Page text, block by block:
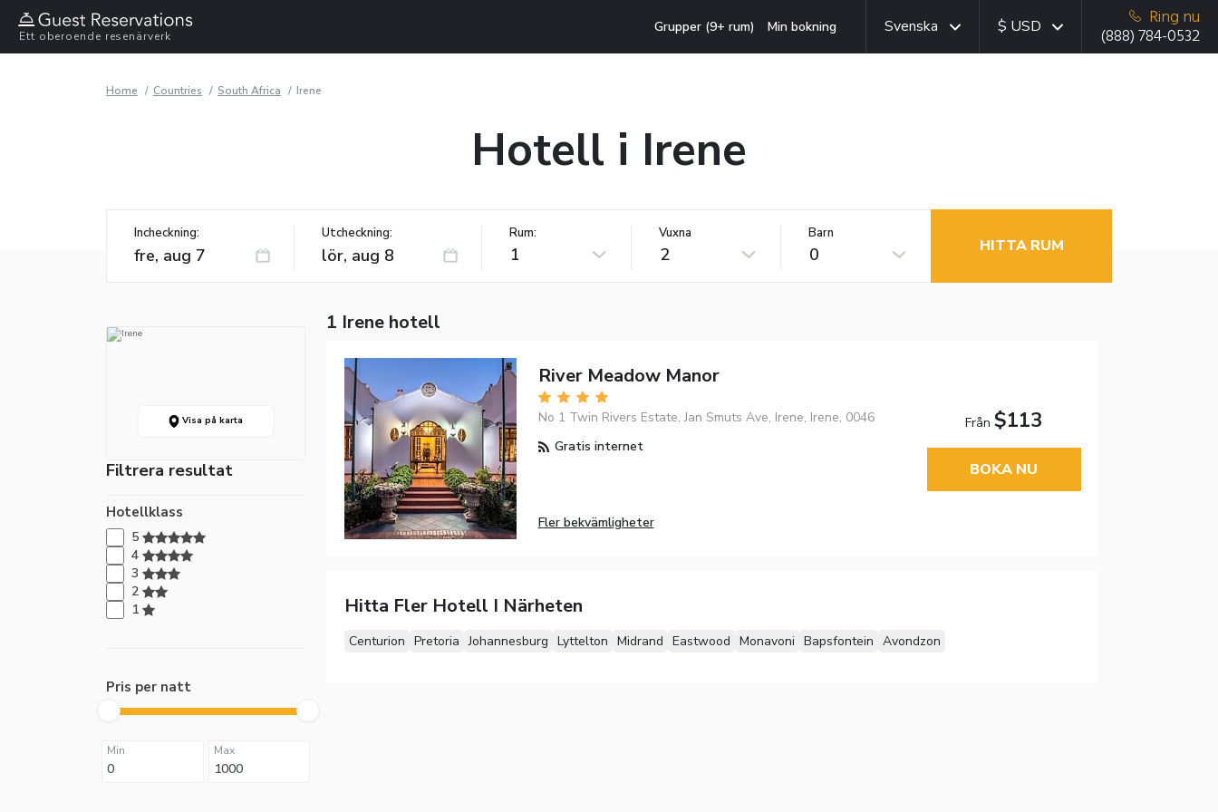
Ett oberoende resenärverk
Grupper (9+ rum) Min bokning Svenska $ USD
Ring nu
(888) 784-0532
Home Countries South Africa Irene
Hotell i Irene
Incheckning: Utcheckning: Rum:
1
Vuxna
2
Barn
0 HITTA RUM
Visa på karta
Filtrera resultat
Hotellklass
5
4
3
2
1
Pris per natt
Min Max
1 Irene hotell
River Meadow Manor
No 1 Twin Rivers Estate, Jan Smuts Ave, Irene, Irene, 0046
Gratis internet
Fler bekvämligheter
Från$113
BOKA NU
Hitta Fler Hotell I Närheten
Centurion Pretoria Johannesburg Lyttelton Midrand Eastwood Monavoni Bapsfontein Avondzon